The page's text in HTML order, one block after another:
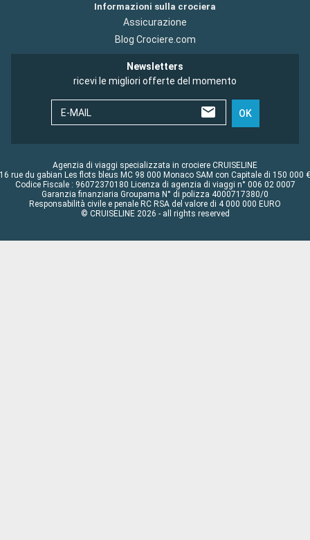
Informazioni sulla crociera
Assicurazione
Blog Crociere.com
Newsletters
ricevi le migliori offerte del momento
E-MAIL OK
Agenzia di viaggi specializzata in crociere CRUISELINE
16 rue du gabian Les flots bleus MC 98 000 Monaco SAM con Capitale di 150 000 €
Codice Fiscale : 96072370180 Licenza di agenzia di viaggi n° 006 02 0007
Garanzia finanziaria Groupama N° di polizza 4000717380/0
Responsabilità civile e penale RC RSA del valore di 4 000 000 EURO
© CRUISELINE 2026 - all rights reserved